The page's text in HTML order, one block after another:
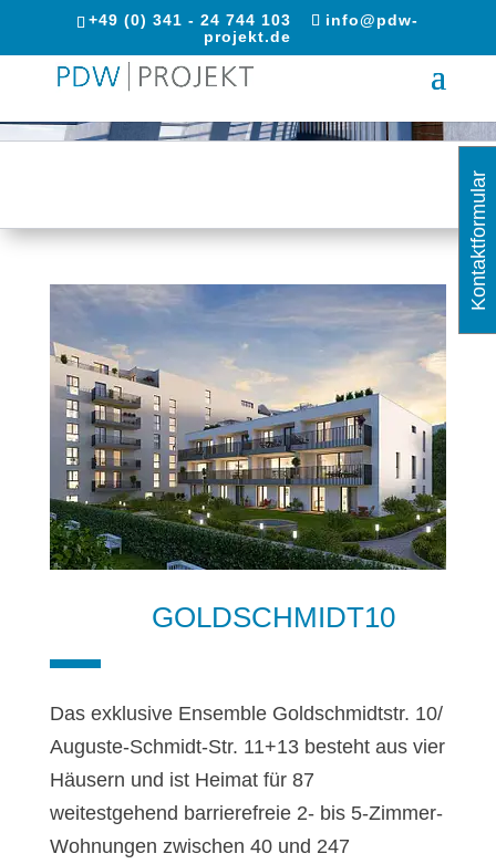
+49 (0) 341 - 24 744 103
info@pdw-
projekt.de
GOLDSCHMIDT10
Das exklusive Ensemble Goldschmidtstr. 10/
Auguste-Schmidt-Str. 11+13 besteht aus vier
Häusern und ist Heimat für 87
weitestgehend barrierefreie 2- bis 5-Zimmer-
Wohnungen zwischen 40 und 247
Kontaktformular